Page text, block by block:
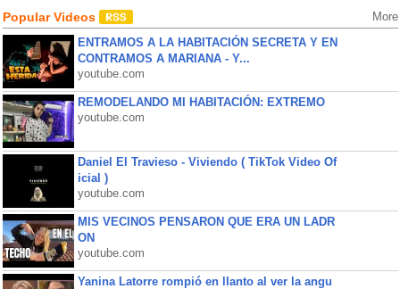
Popular Videos More
ENTRAMOS A LA HABITACIÓN SECRETA Y EN
CONTRAMOS A MARIANA - Y...
youtube.com
REMODELANDO MI HABITACIÓN: EXTREMO
youtube.com
Daniel El Travieso - Viviendo ( TikTok Video Of
icial )
youtube.com
MIS VECINOS PENSARON QUE ERA UN LADR
ON
youtube.com
Yanina Latorre rompió en llanto al ver la angu